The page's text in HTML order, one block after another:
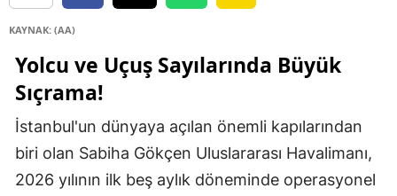
KAYNAK: (AA)
Yolcu ve Uçuş Sayılarında Büyük
Sıçrama!
İstanbul'un dünyaya açılan önemli kapılarından
biri olan Sabiha Gökçen Uluslararası Havalimanı,
2026 yılının ilk beş aylık döneminde operasyonel